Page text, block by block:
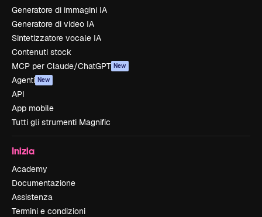
Generatore di immagini IA
Generatore di video IA
Sintetizzatore vocale IA
Contenuti stock
MCP per Claude/ChatGPT New
Agenti New
API
App mobile
Tutti gli strumenti Magnific
Inizia
Academy
Documentazione
Assistenza
Termini e condizioni